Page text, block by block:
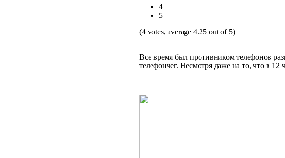
4
5
(4 votes, average 4.25 out of 5)
Все время был противником телефонов
телефончег. Несмотря даже на то, что в 12